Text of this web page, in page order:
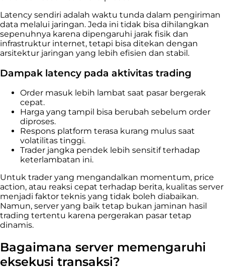
Latency sendiri adalah waktu tunda dalam pengiriman
data melalui jaringan. Jeda ini tidak bisa dihilangkan
sepenuhnya karena dipengaruhi jarak fisik dan
infrastruktur internet, tetapi bisa ditekan dengan
arsitektur jaringan yang lebih efisien dan stabil.
Dampak latency pada aktivitas trading
Order masuk lebih lambat saat pasar bergerak
cepat.
Harga yang tampil bisa berubah sebelum order
diproses.
Respons platform terasa kurang mulus saat
volatilitas tinggi.
Trader jangka pendek lebih sensitif terhadap
keterlambatan ini.
Untuk trader yang mengandalkan momentum, price
action, atau reaksi cepat terhadap berita, kualitas server
menjadi faktor teknis yang tidak boleh diabaikan.
Namun, server yang baik tetap bukan jaminan hasil
trading tertentu karena pergerakan pasar tetap
dinamis.
Bagaimana server memengaruhi
eksekusi transaksi?